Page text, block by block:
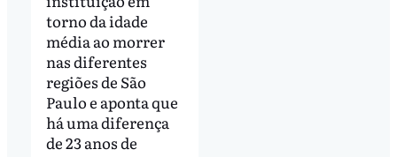
torno da idade
média ao morrer
nas diferentes
regiões de São
Paulo e aponta que
há uma diferença
de 23 anos de